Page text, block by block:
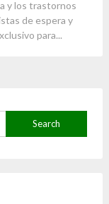
y los trastornos
de espera y
para...